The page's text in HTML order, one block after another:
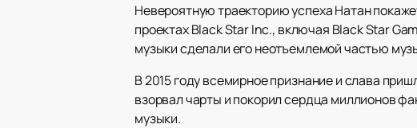
Невероятную траекторию успеха Натан
проектах Black Star Inc., включая Black Star
музыки сделали его неотъемлемой частью
В 2015 году всемирное признание и слава
взорвал чарты и покорил сердца миллионов
музыки.